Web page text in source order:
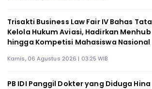
Trisakti Business Law Fair IV Bahas Tata
Kelola Hukum Aviasi, Hadirkan Menhub
hingga Kompetisi Mahasiswa Nasional
Kamis, 06 Agustus 2026 | 03:25 WIB
PB IDI Panggil Dokter yang Diduga Hina